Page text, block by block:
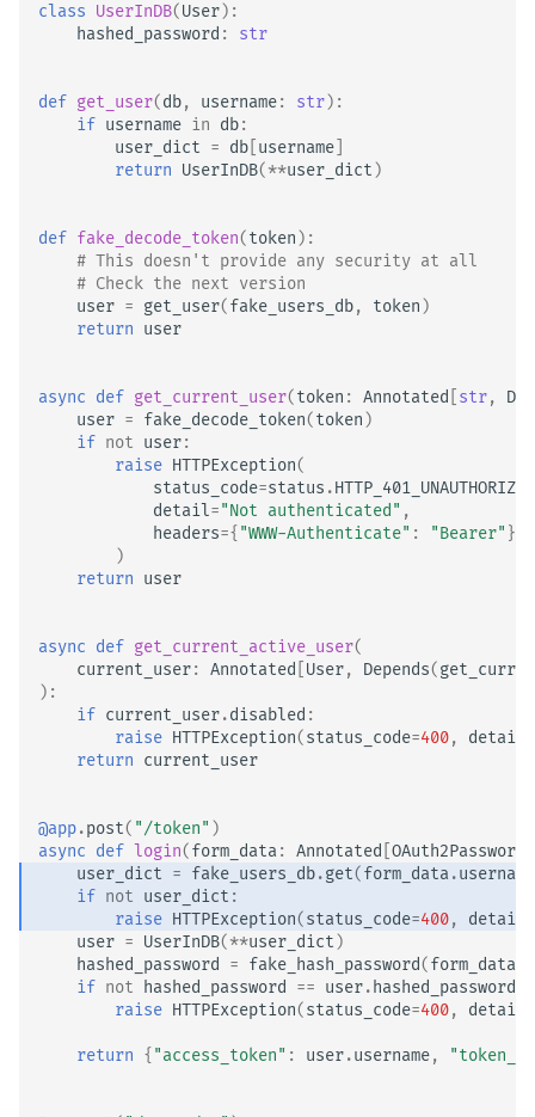
class UserInDB(User):
hashed_password : str
def get_user(db, username: str):
if username in db:
user_dict = db username
return UserInDB(**user_dict )
def fake_decode_token(token ):
# This doesn't provide any security at all
# Check the next version
user = get_user(fake_users_db, token )
return user
async def get_current_user(token : Annotated str,
user = fake_decode_token(token )
if not user:
raise HTTPException(
status_code=status .HTTP_401_UNAUTHORIZED
detail="Not authenticated" ,
headers={ "WWW-Authenticate" : "Bearer" },
)
return user
async def get_current_active_user(
current_user: Annotated User, Depends(
):
if current_user.disabled :
raise HTTPException(status_code=400, detail
return current_user
@app.post( "/token" )
async def login(form_data : Annotated
user_dict = fake_users_db.get(form_data .username
if not user_dict :
raise HTTPException(status_code=400, detail
user = UserInDB(**user_dict )
hashed_password
= fake_hash_password(form_data
if not hashed_password == user. hashed_password
raise HTTPException(status_code=400, detail
return { "access_token" : user.username,